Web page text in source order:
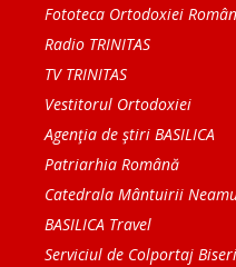
Fototeca Ortodoxiei
Radio TRINITAS
TV TRINITAS
Vestitorul Ortodoxiei
Agenţia de ştiri BASILICA
Patriarhia Română
Catedrala Mântuirii
BASILICA Travel
Serviciul de Colportaj